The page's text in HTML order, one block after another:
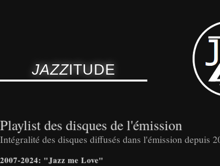
JAZZITUDE
Playlist des disques de l'émission
Intégralité des disques diffusés dans l'émission depuis
2007-2024: "Jazz me Love"